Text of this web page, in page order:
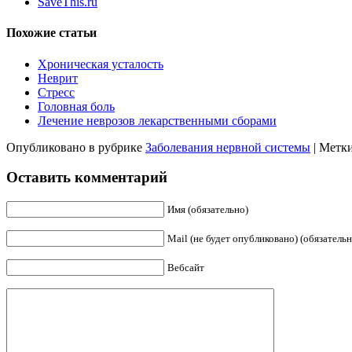
Похожие статьи
Хроническая усталость
Неврит
Стресс
Головная боль
Лечение неврозов лекарственными сборами
Опубликовано в рубрике Заболевания нервной системы |
Оставить комментарий
Имя (обязательно)
Mail (не будет опубликовано)
Вебсайт